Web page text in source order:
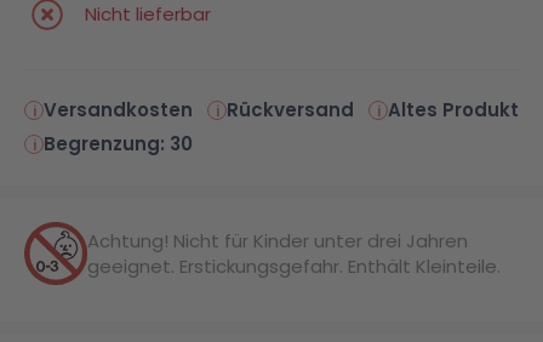
Nicht lieferbar
Versandkosten Rückversand
Altes Produkt
Begrenzung: 30
Achtung! Nicht für Kinder unter drei Jahren
geeignet. Erstickungsgefahr. Enthält Kleinteile.